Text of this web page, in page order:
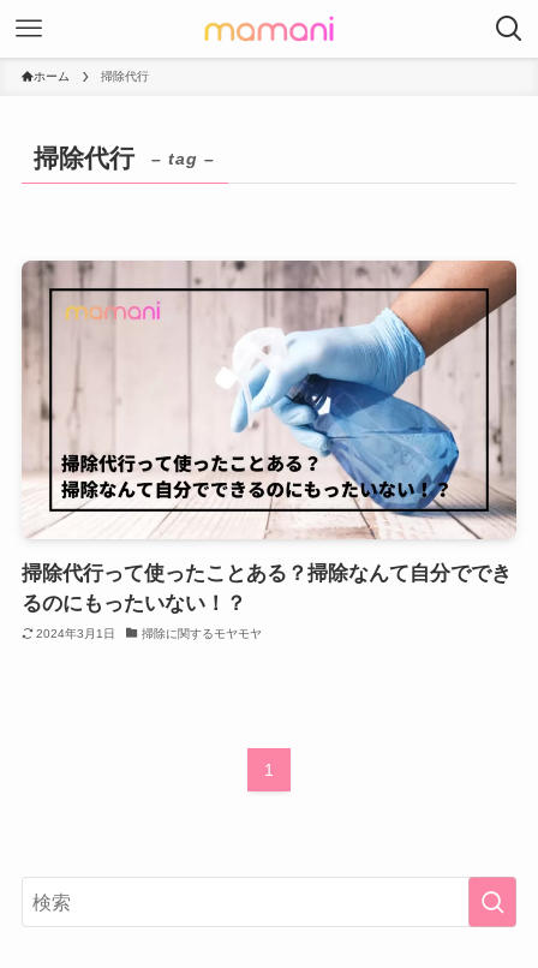
ホーム 掃除代行
掃除代行 – tag –
掃除代行って使ったことある？掃除なんて自分ででき
るのにもったいない！？
2024年3月1日 掃除に関するモヤモヤ
1